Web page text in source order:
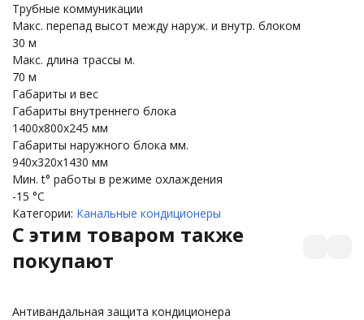
Трубные коммуникации
Макс. перепад высот между наруж. и внутр. блоком
30 м
Макс. длина трассы м.
70 м
Габариты и вес
Габариты внутреннего блока
1400x800x245 мм
Габариты наружного блока мм.
940x320x1430 мм
Мин. t° работы в режиме охлаждения
-15 °С
Категории: Канальные кондиционеры
C этим товаром также
покупают
Антивандальная защита кондиционера